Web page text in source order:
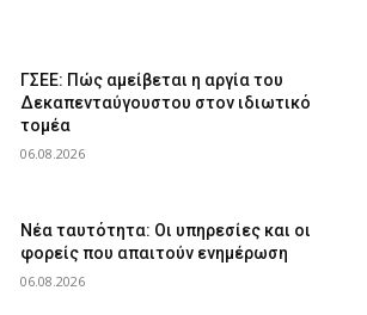
ΓΣΕΕ: Πώς αμείβεται η αργία του
Δεκαπενταύγουστου στον ιδιωτικό
τομέα
06.08.2026
Νέα ταυτότητα: Οι υπηρεσίες και οι
φορείς που απαιτούν ενημέρωση
06.08.2026